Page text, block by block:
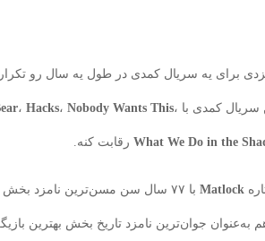
برای یه سریال کمدی در طول یه سال رو
سریال کمدی با ، Hacks، Nobody Wants This،
What We Do in the رقابت کنه.
Matlock با ۷۷ سال سن مسن‌ترین نامزد
به‌عنوان جوان‌ترین نامزد تاریخ بخش بهترین